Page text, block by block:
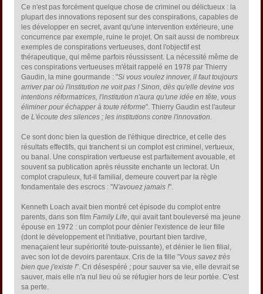
Ce n'est pas forcément quelque chose de criminel ou délictueux : la
plupart des innovations reposent sur des conspirations, capables de
les développer en secret, avant qu'une intervention extérieure, une
concurrence par exemple, ruine le projet. On sait aussi de nombreux
exemples de conspirations vertueuses, dont l'objectif est
thérapeutique, qui même parfois réussissent. La nécessité même de
ces conspirations vertueuses m'était rappelé en 1978 par Thierry
Gaudin, la mine gourmande : "Si vous voulez innover, il faut toujours
arriver par où l'institution ne voit pas ! Sinon, dès qu'elle devine vos
intentions réformatrices, l'institution n'aura qu'une idée en tête, vous
éliminer pour échapper à toute réforme". Thierry Gaudin est l'auteur
deL'écoute des silences ; les institutions contre l'innovation.
Ce sont donc bien la question de l'éthique directrice, et celle des
résultats effectifs, qui tranchent si un complot est criminel, vertueux,
ou banal. Une conspiration vertueuse est parfaitement avouable, et
souvent sa publication après réussite enchante un lectorat. Un
complot crapuleux, fut-il familial, demeure couvert par la règle
fondamentale des escrocs : "N'avouez jamais !".
Kenneth Loach avait bien montré cet épisode du complot entre
parents, dans son filmFamily Life, qui avait tant bouleversé ma jeune
épouse en 1972 : un complot pour dénier l'existence de leur fille
(dont le développement et l'initiative, pourtant bien tardive,
menaçaient leur supériorité toute-puissante), et dénier le lien filial,
avec son lot de devoirs parentaux. Cris de la fille "Vous savez très
bien que j'existe !". Cri désespéré ; pour sauver sa vie, elle devrait se
sauver, mais elle n'a nul lieu où se réfugier hors de leur portée. C'est
sa perte.